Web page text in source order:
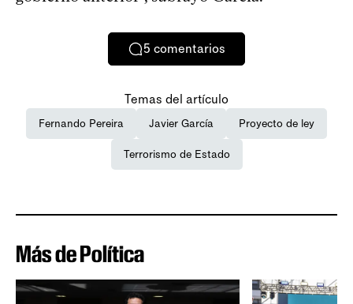
5 comentarios
Temas del artículo
Fernando Pereira Javier García Proyecto de ley
Terrorismo de Estado
Más de Política